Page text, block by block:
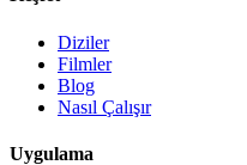
Diziler
Filmler
Blog
Nasıl Çalışır
Uygulama